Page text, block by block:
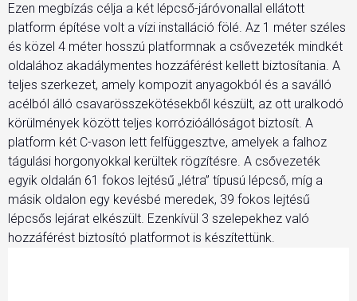
Ezen megbízás célja a két lépcső-járóvonallal ellátott
platform építése volt a vízi installáció fölé. Az 1 méter széles
és közel 4 méter hosszú platformnak a csővezeték mindkét
oldalához akadálymentes hozzáférést kellett biztosítania. A
teljes szerkezet, amely kompozit anyagokból és a saválló
acélból álló csavarösszekötésekből készült, az ott uralkodó
körülmények között teljes korrózióállóságot biztosít. A
platform két C-vason lett felfüggesztve, amelyek a falhoz
tágulási horgonyokkal kerültek rögzítésre. A csővezeték
egyik oldalán 61 fokos lejtésű „létra” típusú lépcső, míg a
másik oldalon egy kevésbé meredek, 39 fokos lejtésű
lépcsős lejárat elkészült. Ezenkívül 3 szelepekhez való
hozzáférést biztosító platformot is készítettünk.